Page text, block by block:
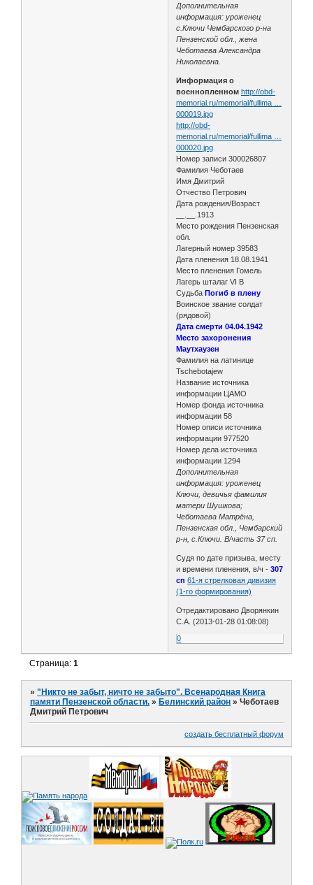
Дополнительная
информация: уроженец
с.Ключи Чембарского р-на
Пензенской обл., жена
Чеботаева Александра
Николаевна.
Информация о
военнопленном http://obd-
memorial.ru/memorial/fullima …
000019.jpg
http://obd-
memorial.ru/memorial/fullima …
000020.jpg
Номер записи 300026807
Фамилия Чеботаев
Имя Дмитрий
Отчество Петрович
Дата рождения/Возраст
__.__.1913
Место рождения Пензенская
обл.
Лагерный номер 39583
Дата пленения 18.08.1941
Место пленения Гомель
Лагерь шталаг VI B
СудьбаПогиб в плену
Воинское звание солдат
(рядовой)
Дата смерти 04.04.1942
Место захоронения
Маутхаузен
Фамилия на латинице
Tschebotajew
Название источника
информации ЦАМО
Номер фонда источника
информации 58
Номер описи источника
информации 977520
Номер дела источника
информации 1294
Дополнительная
информация: уроженец
Ключи, девичья фамилия
матери Шушкова;
Чеботаева Матрёна,
Пензенская обл., Чембарский
р-н, с.Ключи. В/часть 37 сп.
Судя по дате призыва, месту
и времени пленения, в/ч -307
сп 61-я стрелковая дивизия
(1-го формирования)
Отредактировано Дворянкин
С.А. (2013-01-28 01:08:08)
0
Страница:1
»"Никто не забыт, ничто не забыто". Всенародная Книга
памяти Пензенской области. » Белинский район »Чеботаев
Дмитрий Петрович
создать бесплатный форум